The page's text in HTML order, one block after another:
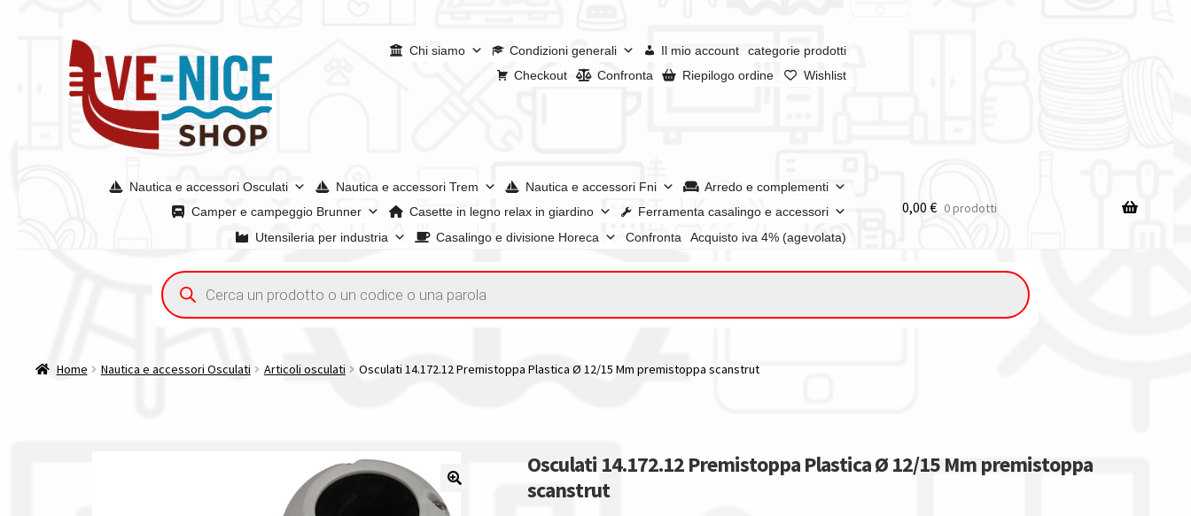
alla
navigazione
contenuto
Chi siamo Condizioni generali Il mio account
categorie prodotti
Checkout
Confronta Riepilogo ordine Wishlist
Nautica e accessori Osculati Nautica e accessori Trem Nautica e accessori Fni
Arredo e complementi
Camper e campeggio Brunner
Casette in legno relax in giardino
Ferramenta casalingo e accessori
Utensileria per industria
Casalingo e divisione Horeca Confronta Acquisto iva 4% (agevolata)
Acquisto iva 4% (agevolata)Chi siamoCondizioni generaliConfrontaConfrontaI nostri negoziRiepilogo ordine
Spedizioni in europaSpedizioni in italiaTutte le categorie dei prodottiWishlistCheckoutIl mio account
0,00 € 0 prodotti
Ricerca
prodotti
Home Nautica e accessori Osculati Articoli osculati Osculati 14.172.12 Premistoppa Plastica Ø 12/15 Mm premistoppa scanstrut
Osculati 14.172.12 Premistoppa Plastica Ø 12/15 Mm premistoppa
scanstrut